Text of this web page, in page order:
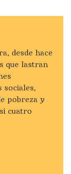
desde hace
que lastran
sociales,
pobreza y
cuatro